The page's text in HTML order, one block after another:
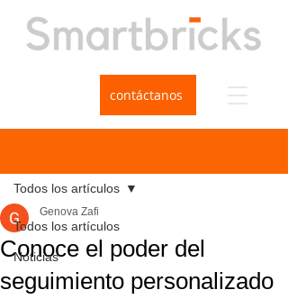
contáctanos
Todos los artículos
Noticias
Todos los artículos
Conoce el poder del
seguimiento personalizado
Genova Zafi